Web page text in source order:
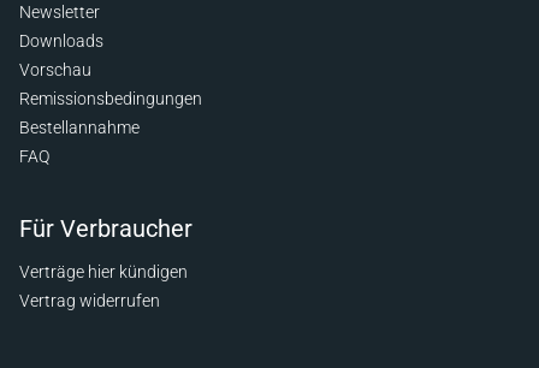
Newsletter
Downloads
Vorschau
Remissionsbedingungen
Bestellannahme
FAQ
Für Verbraucher
Verträge hier kündigen
Vertrag widerrufen